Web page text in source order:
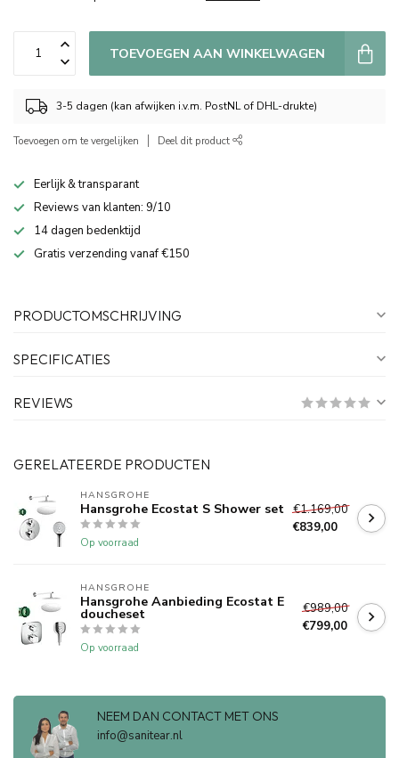
TOEVOEGEN AAN WINKELWAGEN
3-5 dagen (kan afwijken i.v.m. PostNL of DHL-drukte)
Toevoegen om te vergelijken Deel dit product
Eerlijk & transparant
Reviews van klanten: 9/10
14 dagen bedenktijd
Gratis verzending vanaf €150
PRODUCTOMSCHRIJVING
SPECIFICATIES
REVIEWS
GERELATEERDE PRODUCTEN
HANSGROHE
Hansgrohe Ecostat S Shower set
Op voorraad
€1.169,00
€839,00
HANSGROHE
Hansgrohe Aanbieding Ecostat E
doucheset
Op voorraad
€989,00
€799,00
NEEM DAN CONTACT MET ONS
info@sanitear.nl